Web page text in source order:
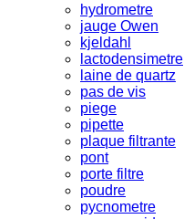
hydrometre
jauge Owen
kjeldahl
lactodensimetre
laine de quartz
pas de vis
piege
pipette
plaque filtrante
pont
porte filtre
poudre
pycnometre